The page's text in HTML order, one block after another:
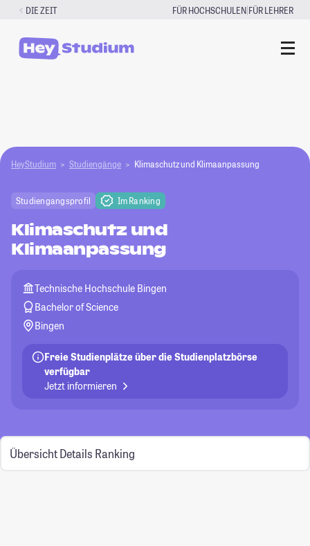
Zum
springen
DIE ZEIT FÜR HOCHSCHULEN|FÜR LEHRER
HeyStudium Studiengänge Klimaschutz und Klimaanpassung
Studiengangsprofil Im Ranking
Klimaschutz und
Klimaanpassung
Technische Hochschule Bingen
Bachelor of Science
Bingen
Freie Studienplätze über die Studienplatzbörse
verfügbar
Jetzt informieren
Übersicht Details Ranking